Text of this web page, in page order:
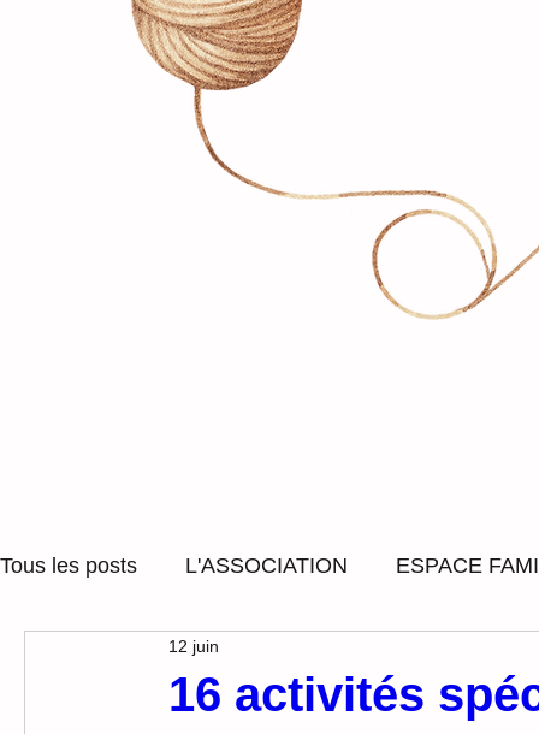
Tous les posts L'ASSOCIATION ESPACE
ACCOMPAGNEMENT SOCIAL
16 activités
12 juin